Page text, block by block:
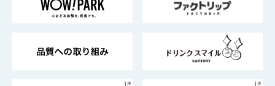
地域情報
サントリーサンバーズ大阪
サントリーが考えるサステナビリティ経営
企業概要